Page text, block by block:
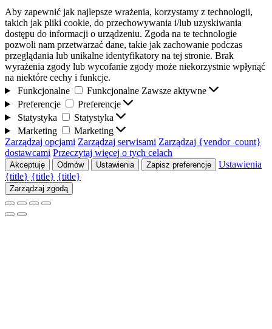
Aby zapewnić jak najlepsze wrażenia, korzystamy z technologii,
takich jak pliki cookie, do przechowywania i/lub uzyskiwania
dostępu do informacji o urządzeniu. Zgoda na te technologie
pozwoli nam przetwarzać dane, takie jak zachowanie podczas
przeglądania lub unikalne identyfikatory na tej stronie. Brak
wyrażenia zgody lub wycofanie zgody może niekorzystnie wpłynąć
na niektóre cechy i funkcje.
Funkcjonalne
Funkcjonalne Zawsze aktywne
Preferencje
Preferencje
Statystyka
Statystyka
Marketing
Marketing
Zarządzaj opcjami Zarządzaj serwisami Zarządzaj {vendor_count}
dostawcami Przeczytaj więcej o tych celach
Akceptuję Odmów Ustawienia Zapisz preferencje
Ustawienia
{title} {title} {title}
Zarządzaj zgodą